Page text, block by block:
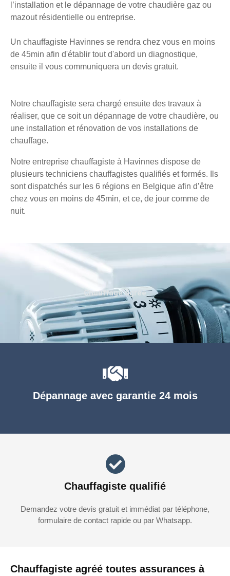
l’installation et le dépannage de votre chaudière gaz ou
mazout résidentielle ou entreprise.
Un chauffagiste Havinnes se rendra chez vous en moins
de 45min afin d'établir tout d'abord un diagnostique,
ensuite il vous communiquera un devis gratuit.
Notre chauffagiste sera chargé ensuite des travaux à
réaliser, que ce soit un dépannage de votre chaudière, ou
une installation et rénovation de vos installations de
chauffage.
Notre entreprise chauffagiste à Havinnes dispose de
plusieurs techniciens chauffagistes qualifiés et formés. Ils
sont dispatchés sur les 6 régions en Belgique afin d’être
chez vous en moins de 45min, et ce, de jour comme de
nuit.
Chauffagiste agréé toutes assurances à
Dépannage avec garantie 24 mois
Chauffagiste qualifié
Demandez votre devis gratuit et immédiat par téléphone,
formulaire de contact rapide ou par Whatsapp.
Chauffage agréé